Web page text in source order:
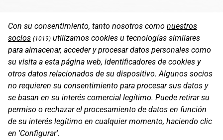
Con su consentimiento, tanto nosotros como nuestros
socios (1019) utilizamos cookies u tecnologías similares
para almacenar, acceder y procesar datos personales como
su visita a esta página web, identificadores de cookies y
otros datos relacionados de su dispositivo. Algunos socios
no requieren su consentimiento para procesar sus datos y
se basan en su interés comercial legítimo. Puede retirar su
permiso o rechazar el procesamiento de datos en función
de su interés legítimo en cualquier momento, haciendo clic
en 'Configurar'.